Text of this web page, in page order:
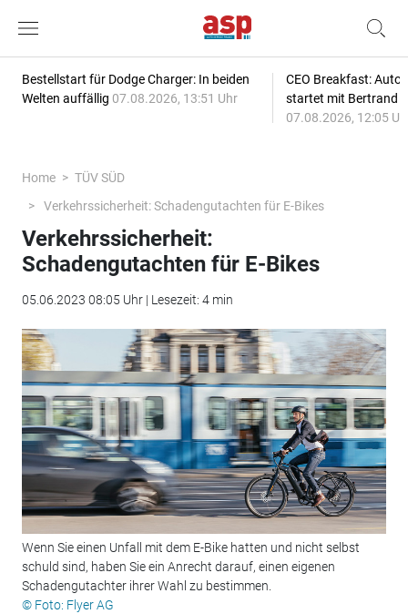
Bestellstart für Dodge Charger: In beiden
Welten auffällig 07.08.2026, 13:51 Uhr
CEO Breakfast:
startet mit Bertrand
07.08.2026, 12:05
Home
TÜV SÜD
Verkehrssicherheit: Schadengutachten für E-Bikes
Verkehrssicherheit:
Schadengutachten für E-Bikes
05.06.2023 08:05 Uhr | Lesezeit: 4 min
Wenn Sie einen Unfall mit dem E-Bike hatten und nicht selbst
schuld sind, haben Sie ein Anrecht darauf, einen eigenen
Schadengutachter ihrer Wahl zu bestimmen.
© Foto: Flyer AG